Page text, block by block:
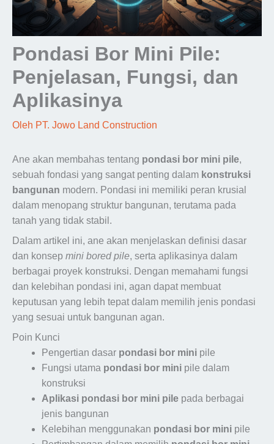
Pondasi Bor Mini Pile:
Penjelasan, Fungsi, dan
Aplikasinya
Oleh PT. Jowo Land Construction
Ane akan membahas tentang pondasi bor mini pile,
sebuah fondasi yang sangat penting dalam konstruksi
bangunan modern. Pondasi ini memiliki peran krusial
dalam menopang struktur bangunan, terutama pada
tanah yang tidak stabil.
Dalam artikel ini, ane akan menjelaskan definisi dasar
dan konsep mini bored pile, serta aplikasinya dalam
berbagai proyek konstruksi. Dengan memahami fungsi
dan kelebihan pondasi ini, agan dapat membuat
keputusan yang lebih tepat dalam memilih jenis pondasi
yang sesuai untuk bangunan agan.
Poin Kunci
Pengertian dasar pondasi bor mini pile
Fungsi utama pondasi bor mini pile dalam
konstruksi
Aplikasi pondasi bor mini pile pada berbagai
jenis bangunan
Kelebihan menggunakan pondasi bor mini pile